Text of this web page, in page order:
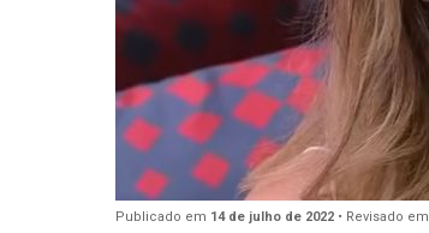
Publicado em 14 de julho de 2022 • Revisado em